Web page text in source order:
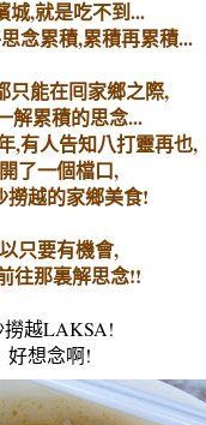
城,就是吃不到...
念累積,累積再累積...
只能在囘家鄉之際,
解累積的思念...
,有人告知八打靈再也,
了一個檔口,
撈越的家鄉美食!
只要有機會,
往那裏解思念!!
撈越LAKSA!
好想念啊!